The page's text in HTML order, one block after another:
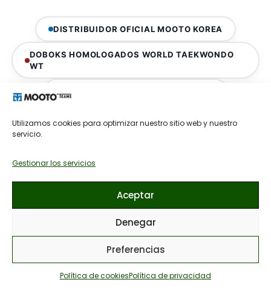
Utilizamos cookies para optimizar nuestro sitio web y nuestro
servicio.
Gestionar los servicios
Aceptar
Denegar
Preferencias
Política de cookiesPolítica de privacidad
DISTRIBUIDOR OFICIAL MOOTO KOREA
DOBOKS HOMOLOGADOS WORLD TAEKWONDO
WT
KARATEGUIS HOMOLOGADOS WKF
AUTENTICIDAD GARANTIZADA
Toda la equipación de Mooto España proviene